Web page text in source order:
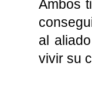
Ambos
al
vivir su